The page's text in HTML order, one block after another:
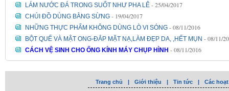
LÁM NƯỚC ĐÁ TRONG SUỐT NHƯ PHA LÊ - 25/04/2017
CHÚI ĐỒ DÙNG BẰNG SỪNG - 19/04/2017
NHỮNG THỰC PHẨM KHÔNG DÙNG LÒ VI SÓNG - 08/11/2016
BỘT QUẾ VÀ MẬT ONG-ĐẮP MẶT NẠ,LÀM ĐẸP DA, ,HẾT MỤN - 08/11/
CÁCH VỆ SINH CHO ỐNG KÍNH MÁY CHỤP HÌNH - 08/11/2016
Trang chủ | Giới thiệu | Tin tức | Các